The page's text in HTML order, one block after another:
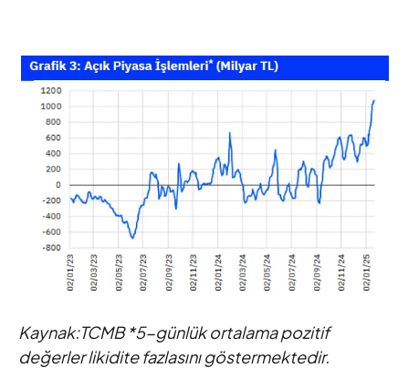
Kaynak:TCMB *5-günlük ortalama pozitif
değerler likidite fazlasını göstermektedir.